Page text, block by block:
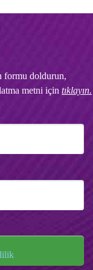
formu doldurun,
metni için tıklayın.